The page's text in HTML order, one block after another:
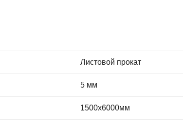
Листовой прокат
5 мм
1500х6000мм